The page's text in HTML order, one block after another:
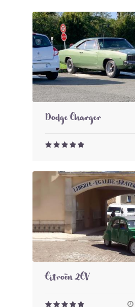
Dodge Charger
Citroën 2CV